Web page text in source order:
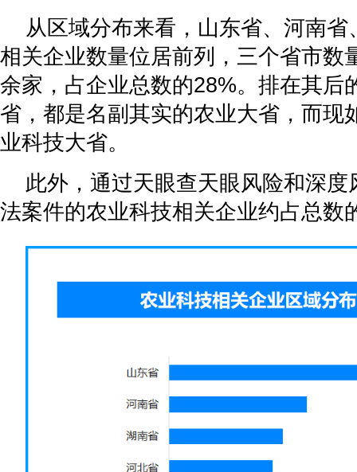
从区域分布来看，山东省、河南
相关企业数量位居前列，三个省市数
余家，占企业总数的28%。排在其后
省，都是名副其实的农业大省，而现
业科技大省。
此外，通过天眼查天眼风险和深
法案件的农业科技相关企业约占总数